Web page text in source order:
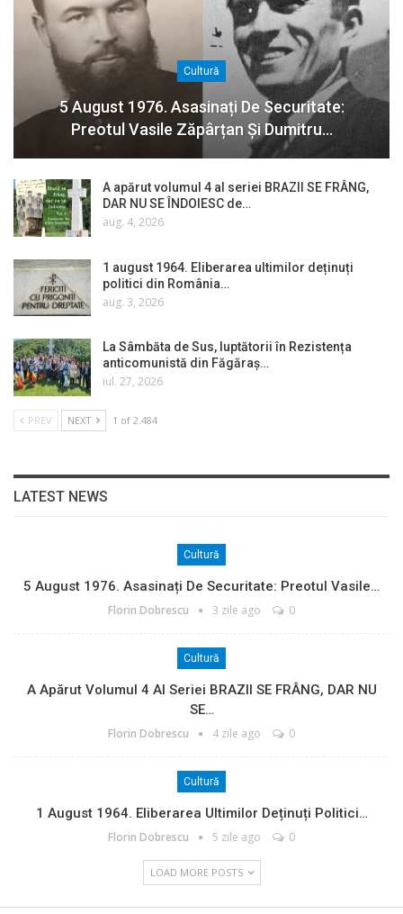
Cultură
5 August 1976. Asasinați De Securitate:
Preotul Vasile Zăpârțan Și Dumitru…
A apărut volumul 4 al seriei BRAZII SE FRÂNG,
DAR NU SE ÎNDOIESC de…
aug. 4, 2026
1 august 1964. Eliberarea ultimilor deținuți
politici din România…
aug. 3, 2026
La Sâmbăta de Sus, luptătorii în Rezistența
anticomunistă din Făgăraș…
iul. 27, 2026
PREV NEXT 1 of 2.484
LATEST NEWS
Cultură
5 August 1976. Asasinați De Securitate: Preotul Vasile…
Florin Dobrescu 3 zile ago 0
Cultură
A Apărut Volumul 4 Al Seriei BRAZII SE FRÂNG, DAR NU
SE…
Florin Dobrescu 4 zile ago 0
Cultură
1 August 1964. Eliberarea Ultimilor Deținuți Politici…
Florin Dobrescu 5 zile ago 0
LOAD MORE POSTS